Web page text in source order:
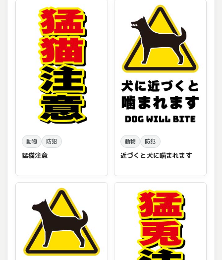
動物 防犯
猛猫注意
動物 防犯
近づくと犬に噛まれます